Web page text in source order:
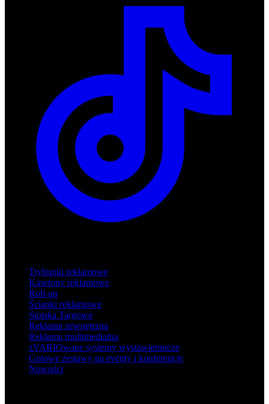
Trybunki reklamowe
Kasetony reklamowe
Roll-up
Ścianki reklamowe
Stoiska Targowe
Reklama zewnętrzna
Reklama multimedialna
zVARIOwane systemy wystawiennicze
Gotowe zestawy na eventy i konferencje
Nowości